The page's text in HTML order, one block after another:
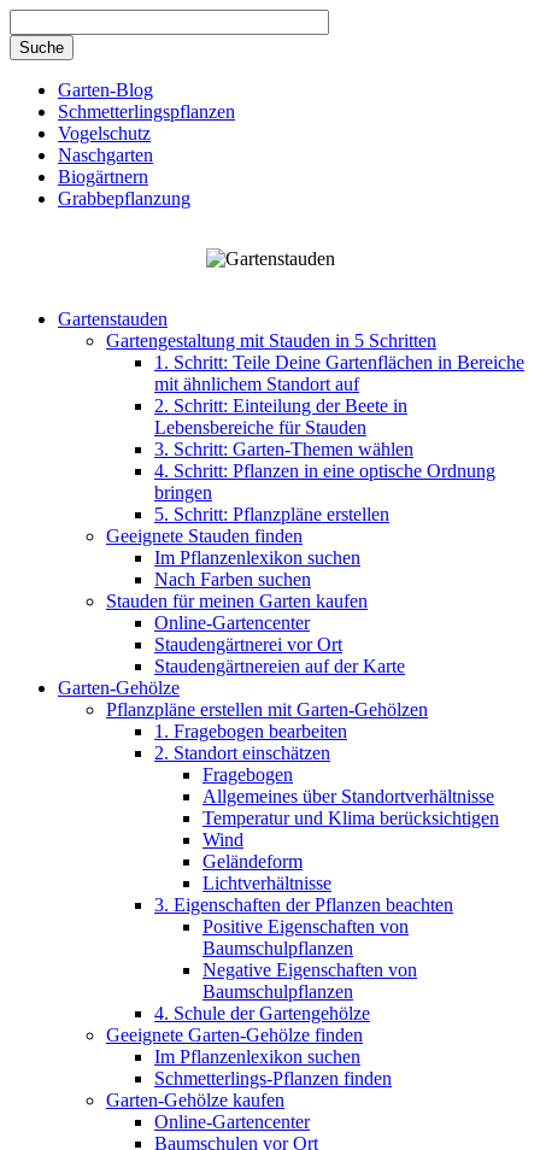
Garten-Blog
Schmetterlingspflanzen
Vogelschutz
Naschgarten
Biogärtnern
Grabbepflanzung
Gartenstauden
Gartengestaltung mit Stauden in 5 Schritten
1. Schritt: Teile Deine Gartenflächen in Bereiche
mit ähnlichem Standort auf
2. Schritt: Einteilung der Beete in
Lebensbereiche für Stauden
3. Schritt: Garten-Themen wählen
4. Schritt: Pflanzen in eine optische Ordnung
bringen
5. Schritt: Pflanzpläne erstellen
Geeignete Stauden finden
Im Pflanzenlexikon suchen
Nach Farben suchen
Stauden für meinen Garten kaufen
Online-Gartencenter
Staudengärtnerei vor Ort
Staudengärtnereien auf der Karte
Garten-Gehölze
Pflanzpläne erstellen mit Garten-Gehölzen
1. Fragebogen bearbeiten
2. Standort einschätzen
Fragebogen
Allgemeines über Standortverhältnisse
Temperatur und Klima berücksichtigen
Wind
Geländeform
Lichtverhältnisse
3. Eigenschaften der Pflanzen beachten
Positive Eigenschaften von
Baumschulpflanzen
Negative Eigenschaften von
Baumschulpflanzen
4. Schule der Gartengehölze
Geeignete Garten-Gehölze finden
Im Pflanzenlexikon suchen
Schmetterlings-Pflanzen finden
Garten-Gehölze kaufen
Online-Gartencenter
Baumschulen vor Ort